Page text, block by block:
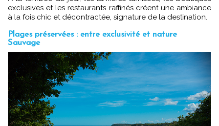
exclusives et les restaurants raffinés créent une ambiance
à la fois chic et décontractée, signature de la destination.
Plages préservées : entre exclusivité et nature
Sauvage